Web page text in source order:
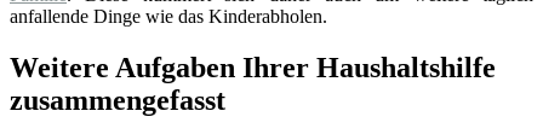
anfallende Dinge wie das Kinderabholen.
Weitere Aufgaben Ihrer Haushaltshilfe
zusammengefasst